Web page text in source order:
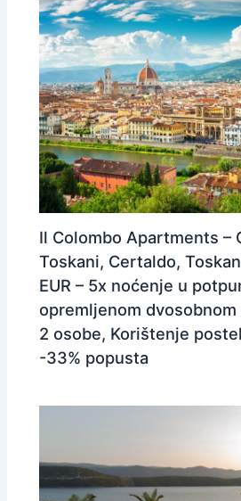
Il Colombo Apartments –
Toskani, Certaldo,
EUR – 5x noćenje u
opremljenom dvosobnom
2 osobe, Korištenje
-33% popusta